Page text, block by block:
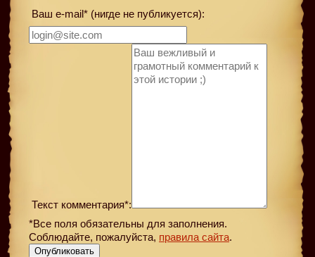
Ваш e-mail* (нигде не публикуется):
Текст комментария*:
*Все поля обязательны для заполнения.
Соблюдайте, пожалуйста, правила сайта.
Опубликовать